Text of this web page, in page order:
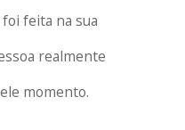
feita na sua
realmente
momento.